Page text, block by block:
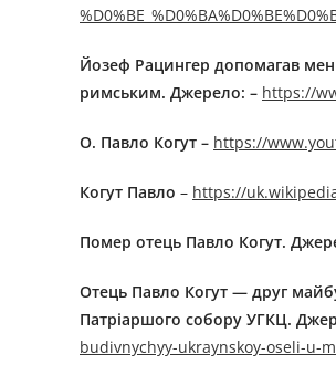
Йозеф Рацингер допомагав
римським. Джерелo: – https://
О. Павло Когут – https://
Когут Павло – https://
Помер отець Павло Когут.
Отець Павло Когут — друг
Патріаршого собору УГКЦ.
budivnychyy-ukraynskoy-oseli-u-